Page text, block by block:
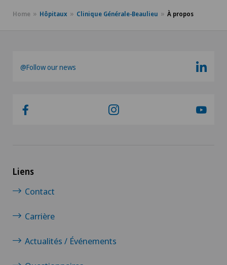
Home Hôpitaux Clinique Générale-Beaulieu À propos
@Follow our news
Liens
Contact
Carrière
Actualités / Événements